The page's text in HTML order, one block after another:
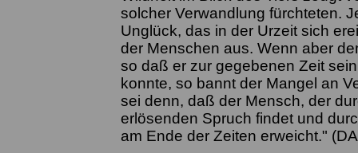
solcher Verwandlung fürchteten.
Unglück, das in der Urzeit sich
der Menschen aus. Wenn aber
so daß er zur gegebenen Zeit
konnte, so bannt der Mangel an
sei denn, daß der Mensch, der
erlösenden Spruch findet und
am Ende der Zeiten erweicht."